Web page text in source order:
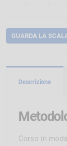
GUARDA LA
Descrizione
Corso in